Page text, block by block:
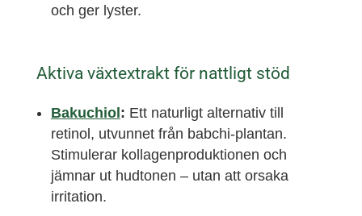
och ger lyster.
Aktiva växtextrakt för nattligt stöd
Bakuchiol: Ett naturligt alternativ till
retinol, utvunnet från babchi-plantan.
Stimulerar kollagenproduktionen och
jämnar ut hudtonen – utan att orsaka
irritation.